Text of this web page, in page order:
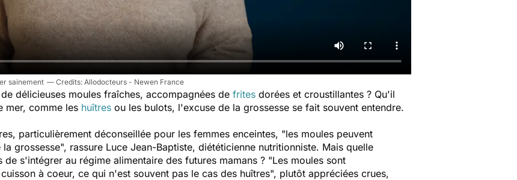
sainement Allodocteurs - Newen France
délicieuses moules fraîches, accompagnées de frites dorées et croustillantes ? Qu'il
mer, comme les huîtres ou les bulots, l'excuse de la grossesse se fait souvent entendre.
particulièrement déconseillée pour les femmes enceintes, "les moules peuvent
grossesse", rassure Luce Jean-Baptiste, diététicienne nutritionniste. Mais quelle
s'intégrer au régime alimentaire des futures mamans ? "Les moules sont
à coeur, ce qui n'est souvent pas le cas des huîtres", plutôt appréciées crues,